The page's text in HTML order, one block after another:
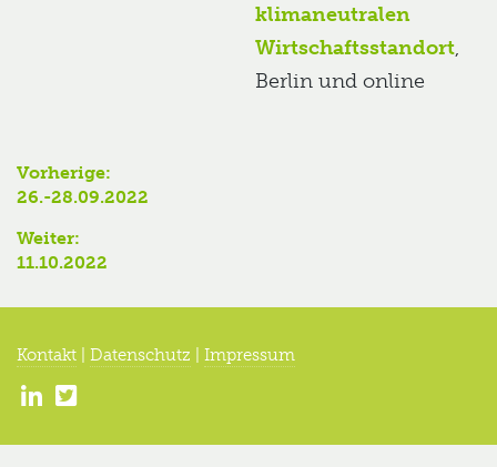
klimaneutralen
Wirtschaftsstandort,
Berlin und online
Beitragsnavigation
Vorherige:
Vorheriger
26.-28.09.2022
Weiter:
Nächster
11.10.2022
Kontakt Datenschutz Impressum